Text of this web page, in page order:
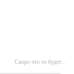
Скоро что то будет...